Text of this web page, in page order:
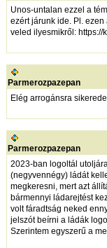
Unos-untalan ezzel a
ezért járunk ide. Pl.
veled ilyesmikről:https://
Parmerozpazepan
Elég arrogánsra
Parmerozpazepan
2023-ban logoltál
(negyvennégy) ládát
megkeresni, mert azt
bármennyi ládarejtést
volt fáradtság neked
jelszót beírni a ládák
Szerintem egyszerű a